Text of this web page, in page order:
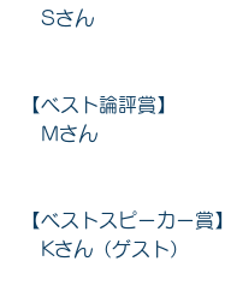
Sさん
【ベスト論評賞】
Mさん
【ベストスピーカー賞】
Kさん（ゲスト）